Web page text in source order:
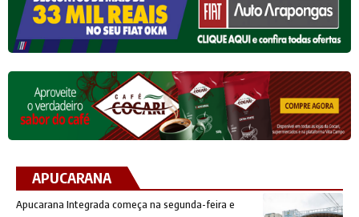
APUCARANA
Apucarana Integrada começa na segunda-feira e